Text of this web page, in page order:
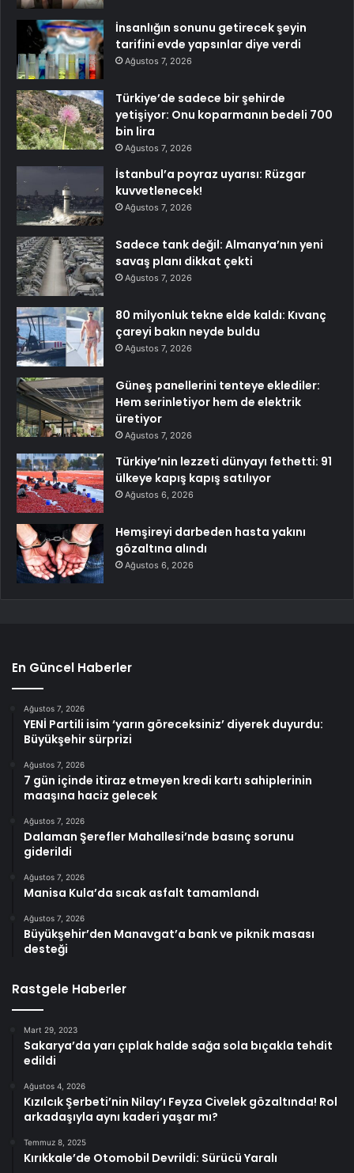
İnsanlığın sonunu getirecek şeyin
tarifini evde yapsınlar diye verdi
Ağustos 7, 2026
Türkiye’de sadece bir şehirde
yetişiyor: Onu koparmanın bedeli 700
bin lira
Ağustos 7, 2026
İstanbul’a poyraz uyarısı: Rüzgar
kuvvetlenecek!
Ağustos 7, 2026
Sadece tank değil: Almanya’nın yeni
savaş planı dikkat çekti
Ağustos 7, 2026
80 milyonluk tekne elde kaldı: Kıvanç
çareyi bakın neyde buldu
Ağustos 7, 2026
Güneş panellerini tenteye eklediler:
Hem serinletiyor hem de elektrik
üretiyor
Ağustos 7, 2026
Türkiye’nin lezzeti dünyayı fethetti: 91
ülkeye kapış kapış satılıyor
Ağustos 6, 2026
Hemşireyi darbeden hasta yakını
gözaltına alındı
Ağustos 6, 2026
En Güncel Haberler
Ağustos 7, 2026
YENİ Partili isim ‘yarın göreceksiniz’ diyerek duyurdu:
Büyükşehir sürprizi
Ağustos 7, 2026
7 gün içinde itiraz etmeyen kredi kartı sahiplerinin
maaşına haciz gelecek
Ağustos 7, 2026
Dalaman Şerefler Mahallesi’nde basınç sorunu
giderildi
Ağustos 7, 2026
Manisa Kula’da sıcak asfalt tamamlandı
Ağustos 7, 2026
Büyükşehir’den Manavgat’a bank ve piknik masası
desteği
Rastgele Haberler
Mart 29, 2023
Sakarya’da yarı çıplak halde sağa sola bıçakla tehdit
edildi
Ağustos 4, 2026
Kızılcık Şerbeti’nin Nilay’ı Feyza Civelek gözaltında! Rol
arkadaşıyla aynı kaderi yaşar mı?
Temmuz 8, 2025
Kırıkkale’de Otomobil Devrildi: Sürücü Yaralı